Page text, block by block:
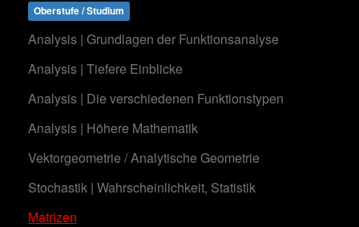
Oberstufe / Studium
Analysis | Grundlagen der Funktionsanalyse
Analysis | Tiefere Einblicke
Analysis | Die verschiedenen Funktionstypen
Analysis | Höhere Mathematik
Vektorgeometrie / Analytische Geometrie
Stochastik | Wahrscheinlichkeit, Statistik
Matrizen